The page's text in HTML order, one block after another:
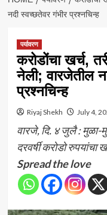
नदी स्वच्छतेवर गंभीर प्रश्नचिन्ह
पर्यावरण
करोडोंचा खर्च,
नेली; वारजेतील
प्रश्नचिन्ह
Riyaj Shekh July 4,
वारजे, दि. ४ जुलै : मुळा-
दरवर्षी करोडो रुपयांचा
Spread the love